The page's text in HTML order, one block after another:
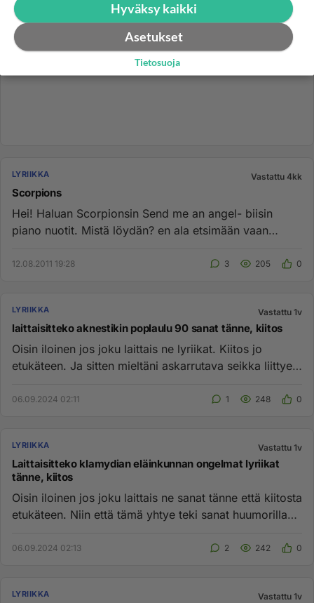
LYRIIKKA Vastattu 4kk
Scorpions
Hei! Haluan Scorpionsin Send me an angel- biisin
piano nuotit. Mistä löydän? en ala etsimään vaan
12.08.2011 19:28 3 205 0
LYRIIKKA Vastattu 1v
laittaisitteko aknestikin poplaulu 90 sanat tänne, kiitos
Oisin iloinen jos joku laittais ne lyriikat. Kiitos jo
etukäteen. Ja sitten mieltäni askarrutava seikka liittyen
06.09.2024 02:11 1 248 0
LYRIIKKA Vastattu 1v
Laittaisitteko klamydian eläinkunnan ongelmat lyriikat
tänne, kiitos
Oisin iloinen jos joku laittais ne sanat tänne että kiitosta
etukäteen. Niin että tämä yhtye teki sanat huumorilla
06.09.2024 02:13 2 242 0
LYRIIKKA Vastattu 1v
Hyväksy kaikki
Asetukset
Tietosuoja